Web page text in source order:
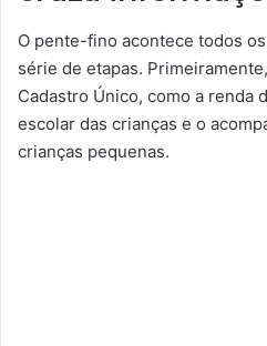
O pente-fino acontece todos
série de etapas.
Cadastro Único, como a renda
escolar das crianças e o
crianças pequenas.